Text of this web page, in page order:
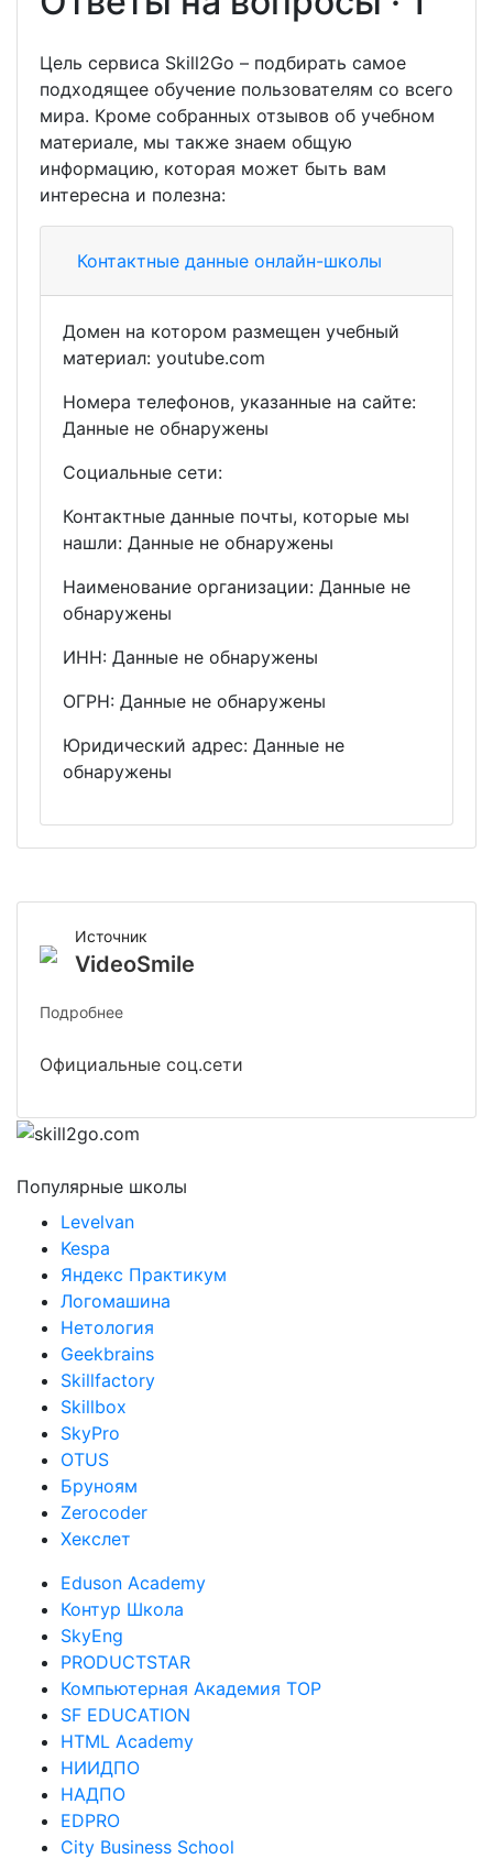
Цель сервиса Skill2Go – подбирать самое
подходящее обучение пользователям со всего
мира. Кроме собранных отзывов об учебном
материале, мы также знаем общую
информацию, которая может быть вам
интересна и полезна:
Контактные данные онлайн-школы
Домен на котором размещен учебный
материал: youtube.com
Номера телефонов, указанные на сайте:
Данные не обнаружены
Социальные сети:
Контактные данные почты, которые мы
нашли: Данные не обнаружены
Наименование организации: Данные не
обнаружены
ИНН: Данные не обнаружены
ОГРН: Данные не обнаружены
Юридический адрес: Данные не
обнаружены
Источник
VideoSmile
Подробнее
Официальные соц.сети
Популярные школы
Levelvan
Kespa
Яндекс Практикум
Логомашина
Нетология
Geekbrains
Skillfactory
Skillbox
SkyPro
OTUS
Бруноям
Zerocoder
Хекслет
Eduson Academy
Контур Школа
SkyEng
PRODUCTSTAR
Компьютерная Академия TOP
SF EDUCATION
HTML Academy
НИИДПО
НАДПО
EDPRO
City Business School